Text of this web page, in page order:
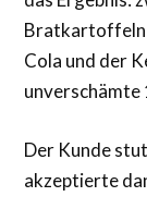
Bratkartoffeln
Cola und der
unverschämte
Der Kunde
akzeptierte